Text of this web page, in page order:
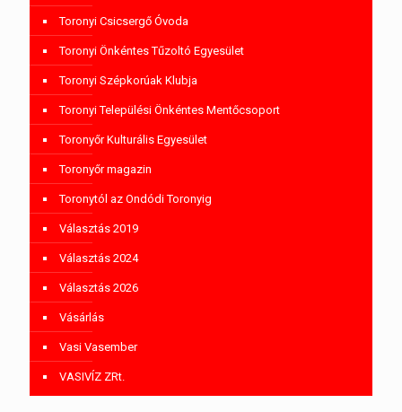
Toronyi Csicsergő Óvoda
Toronyi Önkéntes Tűzoltó Egyesület
Toronyi Szépkorúak Klubja
Toronyi Települési Önkéntes Mentőcsoport
Toronyőr Kulturális Egyesület
Toronyőr magazin
Toronytól az Ondódi Toronyig
Választás 2019
Választás 2024
Választás 2026
Vásárlás
Vasi Vasember
VASIVÍZ ZRt.